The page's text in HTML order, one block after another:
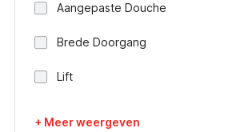
Aangepaste Douche
Brede Doorgang
Lift
+ Meer weergeven